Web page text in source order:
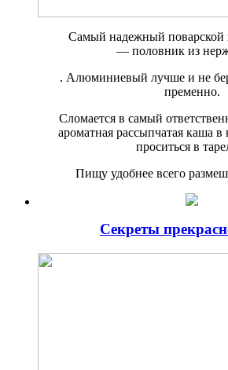
Самый надежный поварской
— половник из
. Алюминиевый лучше и не
пременно.
Сломается в самый
ароматная рассыпчатая каша в
проситься в
Пищу удобнее всего
Секреты